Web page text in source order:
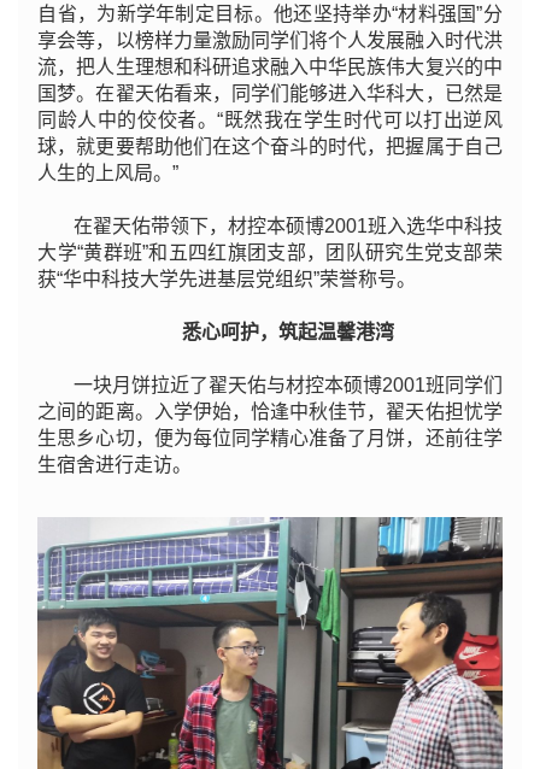
自省，为新学年制定目标。他还坚持举办“材料强国”分
享会等，以榜样力量激励同学们将个人发展融入时代洪
流，把人生理想和科研追求融入中华民族伟大复兴的中
国梦。在翟天佑看来，同学们能够进入华科大，已然是
同龄人中的佼佼者。“既然我在学生时代可以打出逆风
球，就更要帮助他们在这个奋斗的时代，把握属于自己
人生的上风局。”
在翟天佑带领下，材控本硕博2001班入选华中科技
大学“黄群班”和五四红旗团支部，团队研究生党支部荣
获“华中科技大学先进基层党组织”荣誉称号。
悉心呵护，筑起温馨港湾
一块月饼拉近了翟天佑与材控本硕博2001班同学们
之间的距离。入学伊始，恰逢中秋佳节，翟天佑担忧学
生思乡心切，便为每位同学精心准备了月饼，还前往学
生宿舍进行走访。